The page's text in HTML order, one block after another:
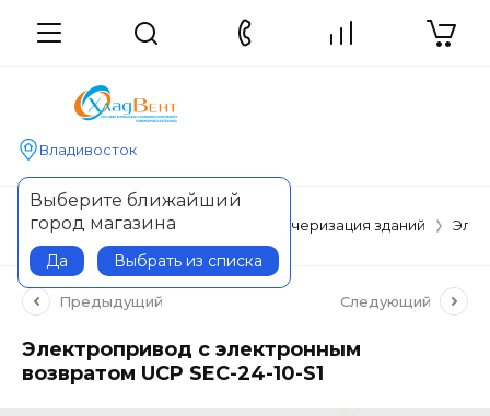
Владивосток
Выберите ближайший
город магазина
Да Выбрать из списка
Главная Автоматизация и диспетчеризация зданий
Предыдущий Следующий
Электропривод с электронным
возвратом UCP SEC-24-10-S1